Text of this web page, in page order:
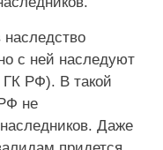
с ней наследуют
ГК РФ). В такой
не
Даже